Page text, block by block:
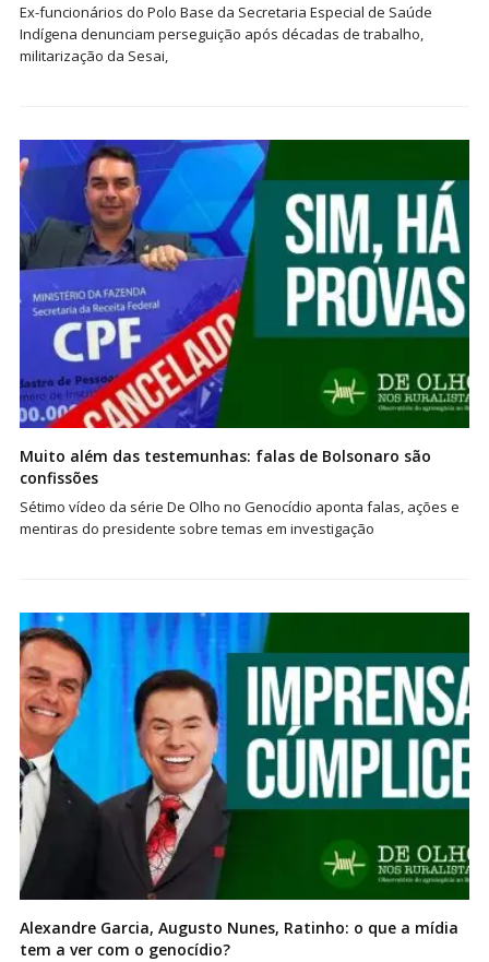
Ex-funcionários do Polo Base da Secretaria Especial de Saúde
Indígena denunciam perseguição após décadas de trabalho,
militarização da Sesai,
Muito além das testemunhas: falas de Bolsonaro são
confissões
Sétimo vídeo da série De Olho no Genocídio aponta falas, ações e
mentiras do presidente sobre temas em investigação
Alexandre Garcia, Augusto Nunes, Ratinho: o que a mídia
tem a ver com o genocídio?